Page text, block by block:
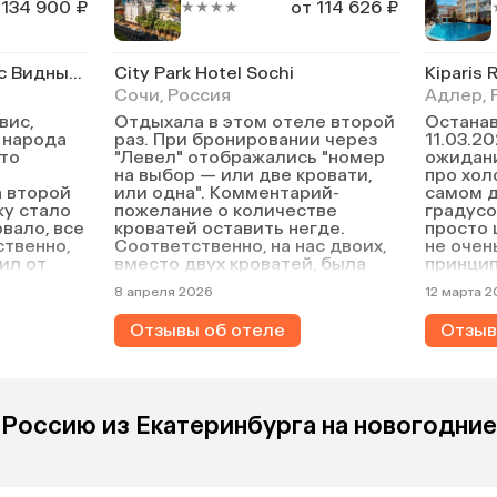
900 ₽
AZIMUT Здоровье Мыс Видный Санаторий
второй
стало
все
от
Ни в
юге,
Еда
★★★★ от 114 626 ₽
City Park Hotel Sochi
Сочи, Россия
Отдыхала в этом отеле второй
раз. При бронировании через
"Левел" отображались "номер
на выбор — или две кровати,
или одна". Комментарий-
пожелание о количестве
кроватей оставить негде.
Соответственно, на нас двоих,
вместо двух кроватей, была
Расселение на две кровати с
понижением категории номера
— платно, но еще надо было
подождать, так как отель был
жарко, приходилось открывать
окна. Кондиционер работал
8 апреля 2026
Отзывы об отеле
Адлер,
про
самом
просто
не
отеле,
ужин,
были
минус,
номера
12 марта
из Екатеринбурга на новогодние